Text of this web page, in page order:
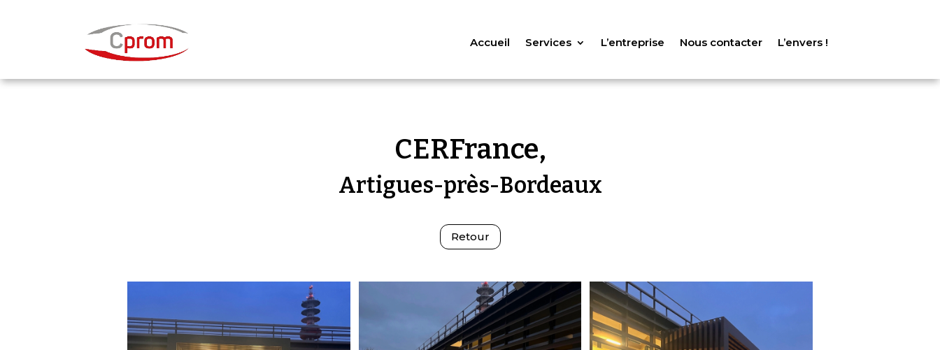
Accueil Services L’entreprise Nous contacter L’envers !
CERFrance,
Artigues-près-Bordeaux
Retour